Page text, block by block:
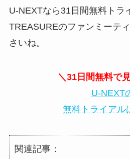
U-NEXTなら31日間無料トラ
TREASUREのファンミーテ
さいね。
＼31日間無料で
U-NEXT
無料トライアル
関連記事：